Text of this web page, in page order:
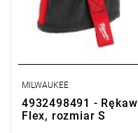
MILWAUKEE
4932498491 -
Flex, rozmiar S